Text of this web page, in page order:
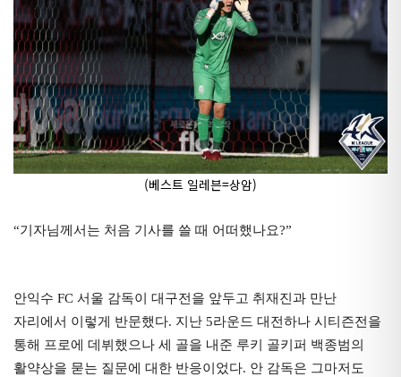
(베스트 일레븐=상암)
“기자님께서는 처음 기사를 쓸 때 어떠했나요?”
안익수 FC 서울 감독이 대구전을 앞두고 취재진과 만난
자리에서 이렇게 반문했다. 지난 5라운드 대전하나 시티즌전을
통해 프로에 데뷔했으나 세 골을 내준 루키 골키퍼 백종범의
활약상을 묻는 질문에 대한 반응이었다. 안 감독은 그마저도